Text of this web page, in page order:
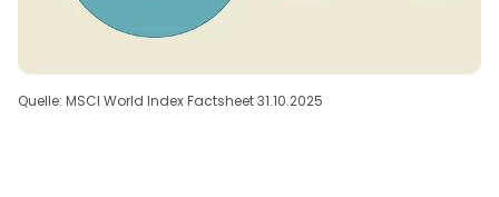
Quelle: MSCI World Index Factsheet 31.10.2025